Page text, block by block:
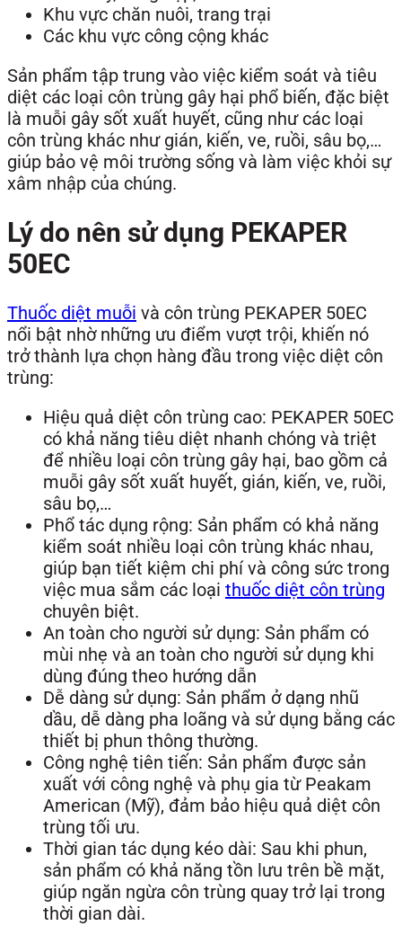
Khu vực chăn nuôi, trang trại
Các khu vực công cộng khác
Sản phẩm tập trung vào việc kiểm soát và tiêu
diệt các loại côn trùng gây hại phổ biến, đặc biệt
là muỗi gây sốt xuất huyết, cũng như các loại
côn trùng khác như gián, kiến, ve, ruồi, sâu bọ,…
giúp bảo vệ môi trường sống và làm việc khỏi sự
xâm nhập của chúng.
Lý do nên sử dụng PEKAPER
50EC
Thuốc diệt muỗi và côn trùng PEKAPER 50EC
nổi bật nhờ những ưu điểm vượt trội, khiến nó
trở thành lựa chọn hàng đầu trong việc diệt côn
trùng:
Hiệu quả diệt côn trùng cao: PEKAPER 50EC
có khả năng tiêu diệt nhanh chóng và triệt
để nhiều loại côn trùng gây hại, bao gồm cả
muỗi gây sốt xuất huyết, gián, kiến, ve, ruồi,
sâu bọ,…
Phổ tác dụng rộng: Sản phẩm có khả năng
kiểm soát nhiều loại côn trùng khác nhau,
giúp bạn tiết kiệm chi phí và công sức trong
việc mua sắm các loại thuốc diệt côn trùng
chuyên biệt.
An toàn cho người sử dụng: Sản phẩm có
mùi nhẹ và an toàn cho người sử dụng khi
dùng đúng theo hướng dẫn
Dễ dàng sử dụng: Sản phẩm ở dạng nhũ
dầu, dễ dàng pha loãng và sử dụng bằng các
thiết bị phun thông thường.
Công nghệ tiên tiến: Sản phẩm được sản
xuất với công nghệ và phụ gia từ Peakam
American (Mỹ), đảm bảo hiệu quả diệt côn
trùng tối ưu.
Thời gian tác dụng kéo dài: Sau khi phun,
sản phẩm có khả năng tồn lưu trên bề mặt,
giúp ngăn ngừa côn trùng quay trở lại trong
thời gian dài.